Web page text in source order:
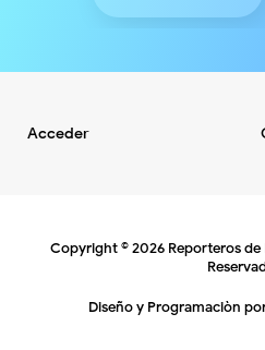
Acceder
Copyright ©2026 Reporteros
Diseño y Programaciòn